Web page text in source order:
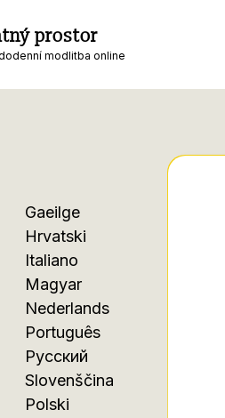
prostor
modlitba online
Gaeilge
Hrvatski
Italiano
Magyar
Nederlands
Português
Русский
Slovenščina
Polski